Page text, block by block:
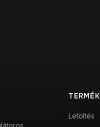
TERMÉK
Letöltés